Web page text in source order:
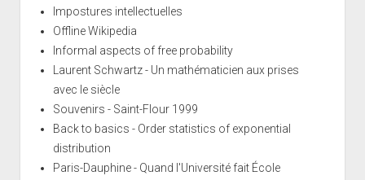
Impostures intellectuelles
Offline Wikipedia
Informal aspects of free probability
Laurent Schwartz - Un mathématicien aux prises
avec le siècle
Souvenirs - Saint-Flour 1999
Back to basics - Order statistics of exponential
distribution
Paris-Dauphine - Quand l'Université fait École